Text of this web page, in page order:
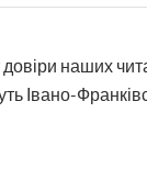
наших
Івано-